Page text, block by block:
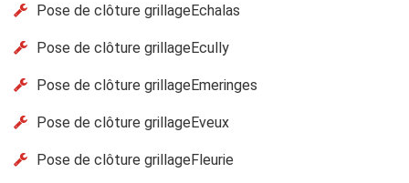
Pose de clôture grillageEchalas
Pose de clôture grillageEcully
Pose de clôture grillageEmeringes
Pose de clôture grillageEveux
Pose de clôture grillageFleurie